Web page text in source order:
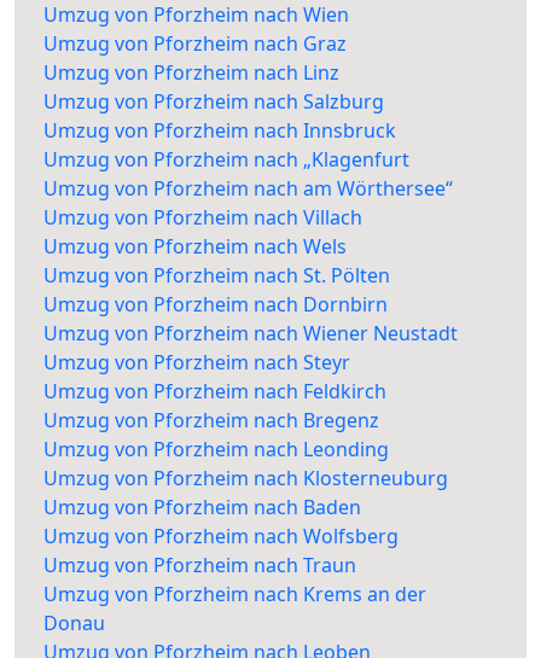
Umzug von Pforzheim nach Wien
Umzug von Pforzheim nach Graz
Umzug von Pforzheim nach Linz
Umzug von Pforzheim nach Salzburg
Umzug von Pforzheim nach Innsbruck
Umzug von Pforzheim nach „Klagenfurt
Umzug von Pforzheim nach am Wörthersee“
Umzug von Pforzheim nach Villach
Umzug von Pforzheim nach Wels
Umzug von Pforzheim nach St. Pölten
Umzug von Pforzheim nach Dornbirn
Umzug von Pforzheim nach Wiener Neustadt
Umzug von Pforzheim nach Steyr
Umzug von Pforzheim nach Feldkirch
Umzug von Pforzheim nach Bregenz
Umzug von Pforzheim nach Leonding
Umzug von Pforzheim nach Klosterneuburg
Umzug von Pforzheim nach Baden
Umzug von Pforzheim nach Wolfsberg
Umzug von Pforzheim nach Traun
Umzug von Pforzheim nach Krems an der
Donau
Umzug von Pforzheim nach Leoben